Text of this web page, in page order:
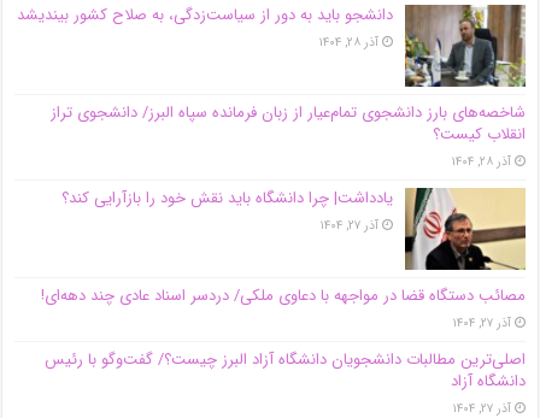
دانشجو باید به دور از سیاست‌زدگی، به صلاح کشور بیندیشد
آذر ۲۸, ۱۴۰۴
شاخصه‌های بارز دانشجوی تمام‌عیار از زبان فرمانده سپاه البرز/ دانشجوی تراز
انقلاب کیست؟
آذر ۲۸, ۱۴۰۴
یادداشت| چرا دانشگاه باید نقش خود را بازآرایی کند؟
آذر ۲۷, ۱۴۰۴
مصائب دستگاه قضا در مواجهه با دعاوی ملکی/ دردسر اسناد عادی چند‌ دهه‌ای!
آذر ۲۷, ۱۴۰۴
اصلی‌ترین مطالبات دانشجویان دانشگاه آزاد البرز چیست؟/ گفت‌وگو با رئیس
دانشگاه آز‌اد
آذر ۲۷, ۱۴۰۴